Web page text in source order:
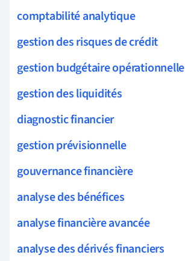
comptabilité analytique
gestion des risques de crédit
gestion budgétaire opérationnelle
gestion des liquidités
diagnostic financier
gestion prévisionnelle
gouvernance financière
analyse des bénéfices
analyse financière avancée
analyse des dérivés financiers